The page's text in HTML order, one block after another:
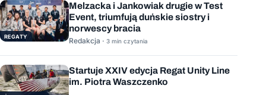
REGATY
Melzacka i Jankowiak drugie w Test
Event, triumfują duńskie siostry i
norwescy bracia
Redakcja · 3 min czytania
Startuje XXIV edycja Regat Unity Line
im. Piotra Waszczenko